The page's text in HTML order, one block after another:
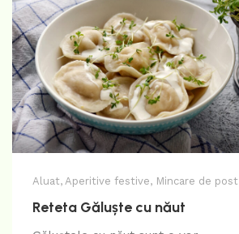
Aluat, Aperitive festive, Mincare de post
Reteta Găluște cu năut